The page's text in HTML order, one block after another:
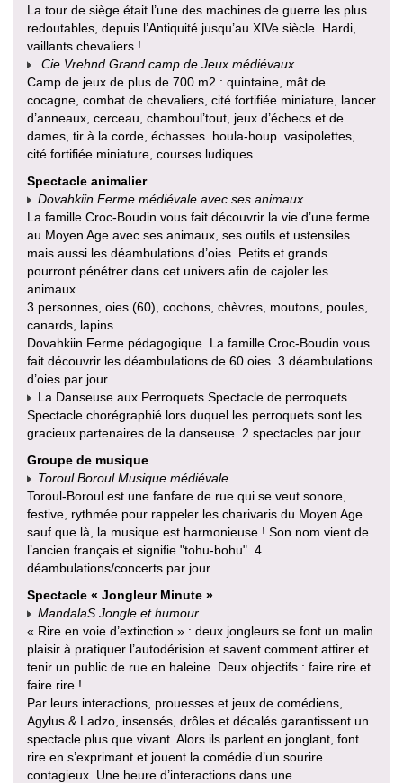
La tour de siège était l’une des machines de guerre les plus
redoutables, depuis l’Antiquité jusqu’au XIVe siècle. Hardi,
vaillants chevaliers !
Cie Vrehnd Grand camp de Jeux médiévaux
Camp de jeux de plus de 700 m2 : quintaine, mât de
cocagne, combat de chevaliers, cité fortifiée miniature, lancer
d’anneaux, cerceau, chamboul’tout, jeux d’échecs et de
dames, tir à la corde, échasses. houla-houp. vasipolettes,
cité fortifiée miniature, courses ludiques...
Spectacle animalier
Dovahkiin Ferme médiévale avec ses animaux
La famille Croc-Boudin vous fait découvrir la vie d’une ferme
au Moyen Age avec ses animaux, ses outils et ustensiles
mais aussi les déambulations d’oies. Petits et grands
pourront pénétrer dans cet univers afin de cajoler les
animaux.
3 personnes, oies (60), cochons, chèvres, moutons, poules,
canards, lapins...
Dovahkiin Ferme pédagogique. La famille Croc-Boudin vous
fait découvrir les déambulations de 60 oies. 3 déambulations
d’oies par jour
La Danseuse aux Perroquets Spectacle de perroquets
Spectacle chorégraphié lors duquel les perroquets sont les
gracieux partenaires de la danseuse. 2 spectacles par jour
Groupe de musique
Toroul Boroul Musique médiévale
Toroul-Boroul est une fanfare de rue qui se veut sonore,
festive, rythmée pour rappeler les charivaris du Moyen Age
sauf que là, la musique est harmonieuse ! Son nom vient de
l’ancien français et signifie "tohu-bohu". 4
déambulations/concerts par jour.
Spectacle « Jongleur Minute »
MandalaS Jongle et humour
« Rire en voie d’extinction » : deux jongleurs se font un malin
plaisir à pratiquer l’autodérision et savent comment attirer et
tenir un public de rue en haleine. Deux objectifs : faire rire et
faire rire !
Par leurs interactions, prouesses et jeux de comédiens,
Agylus & Ladzo, insensés, drôles et décalés garantissent un
spectacle plus que vivant. Alors ils parlent en jonglant, font
rire en s’exprimant et jouent la comédie d’un sourire
contagieux. Une heure d’interactions dans une